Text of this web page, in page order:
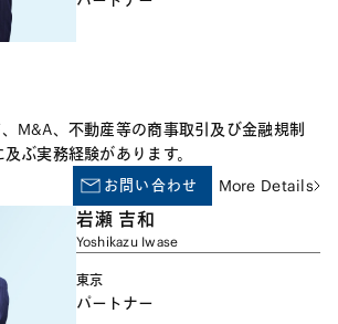
に複数） (e) 日本の保険会社の海外進出案件
(f) 新たな保険商品の開発（生命保険、損
引等） (i) 保険法、保険業法その他の関連
ドバイス (j) 訴訟その他の紛争処理（元受
か、再保険を巡る紛争を含む） (k) 金融庁
で環境庁（当時）による海外法制調査を補佐
のようなプロジェクトに携わっています。
填補する保険商品の開発 (m) 土壌汚染リス
要な鍵となる各種のプロジェクト（証券化、
ナンス、企業買収・合併、戦略的提携等）
M&A、不動産等の商事取引及び金融規制
ぶ実務経験があります。
お問い合わせ More Details
岩瀬 吉和
Yoshikazu Iwase
東京
パートナー